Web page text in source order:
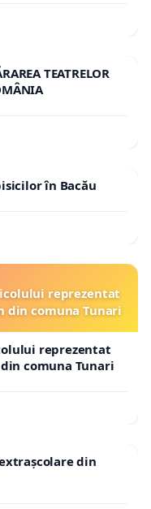
TEATRELOR
în Bacău
reprezentat
din comuna Tunari
reprezentat
comuna Tunari
din